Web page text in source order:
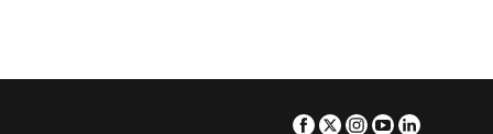
Facebook
TwitterInstagram
Youtube